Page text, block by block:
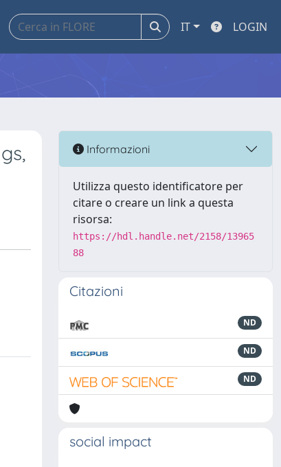
IT LOGIN
Informazioni
Utilizza questo identificatore per
citare o creare un link a questa
risorsa:
https://hdl.handle.net/2158/13965
88
Citazioni
ND
ND
ND
social impact